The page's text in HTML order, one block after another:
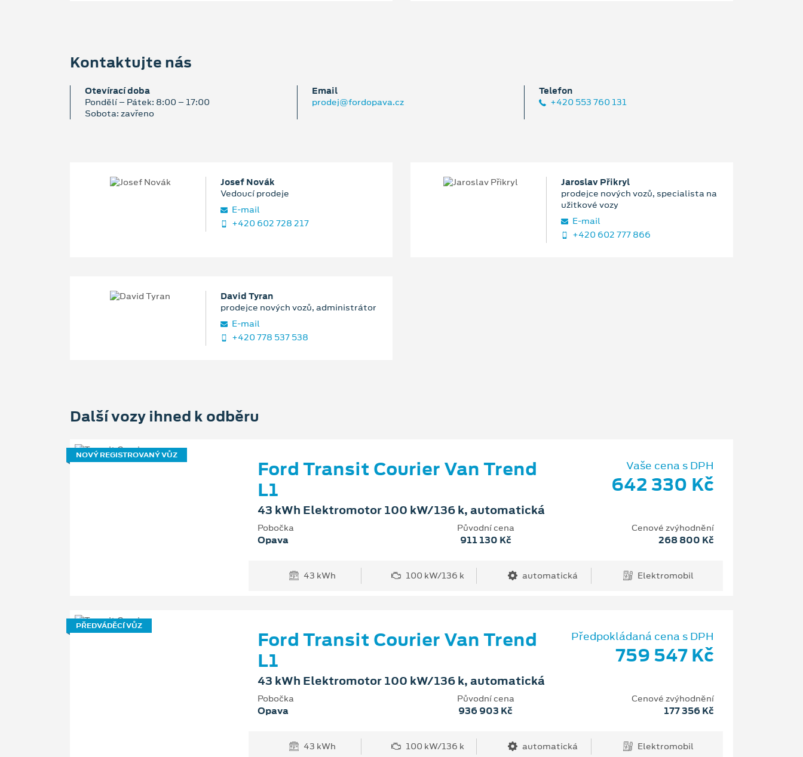
Kontaktujte nás
Otevírací doba
Pondělí – Pátek: 8:00 – 17:00
Sobota: zavřeno
Email
prodej@fordopava.cz
Telefon
+420 553 760 131
Josef Novák
Vedoucí prodeje
E‑mail
+420 602 728 217
Jaroslav Přikryl
prodejce nových vozů, specialista na
užitkové vozy
E‑mail
+420 602 777 866
David Tyran
prodejce nových vozů, administrátor
E‑mail
+420 778 537 538
Další vozy ihned k odběru
NOVÝ REGISTROVANÝ VŮZ
Ford Transit Courier Van Trend
L1
43 kWh Elektromotor 100 kW/136 k, automatická
Vaše cena s DPH
642 330 Kč
Pobočka
Opava
Původní cena
911 130 Kč
Cenové zvýhodnění
268 800 Kč
43 kWh 100 kW/136 k automatická Elektromobil
PŘEDVÁDĚCÍ VŮZ
Ford Transit Courier Van Trend
L1
43 kWh Elektromotor 100 kW/136 k, automatická
Předpokládaná cena s DPH
759 547 Kč
Pobočka
Opava
Původní cena
936 903 Kč
Cenové zvýhodnění
177 356 Kč
43 kWh 100 kW/136 k automatická Elektromobil